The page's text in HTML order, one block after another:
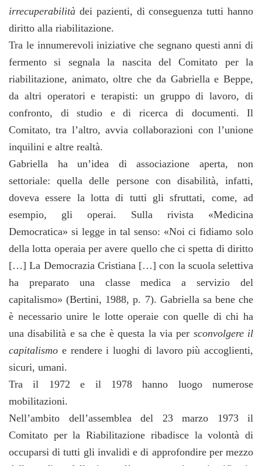
irrecuperabilità dei pazienti, di conseguenza tutti hanno
diritto alla riabilitazione.
Tra le innumerevoli iniziative che segnano questi anni di
fermento si segnala la nascita del Comitato per la
riabilitazione, animato, oltre che da Gabriella e Beppe,
da altri operatori e terapisti: un gruppo di lavoro, di
confronto, di studio e di ricerca di documenti. Il
Comitato, tra l’altro, avvia collaborazioni con l’unione
inquilini e altre realtà.
Gabriella ha un’idea di associazione aperta, non
settoriale: quella delle persone con disabilità, infatti,
doveva essere la lotta di tutti gli sfruttati, come, ad
esempio, gli operai. Sulla rivista «Medicina
Democratica» si legge in tal senso: «Noi ci fidiamo solo
della lotta operaia per avere quello che ci spetta di diritto
[…] La Democrazia Cristiana […] con la scuola selettiva
ha preparato una classe medica a servizio del
capitalismo» (Bertini, 1988, p. 7). Gabriella sa bene che
è necessario unire le lotte operaie con quelle di chi ha
una disabilità e sa che è questa la via per sconvolgere il
capitalismo e rendere i luoghi di lavoro più accoglienti,
sicuri, umani.
Tra il 1972 e il 1978 hanno luogo numerose
mobilitazioni.
Nell’ambito dell’assemblea del 23 marzo 1973 il
Comitato per la Riabilitazione ribadisce la volontà di
occuparsi di tutti gli invalidi e di approfondire per mezzo